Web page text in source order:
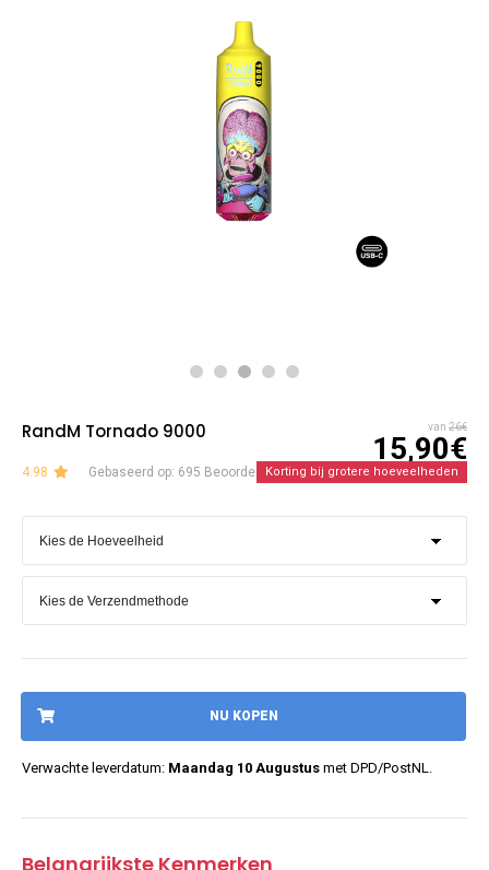
RandM Tornado 9000 van 26€
15,90€
4.98 Gebaseerd op: 695 BeoordelingenKorting bij grotere hoeveelheden
NU KOPEN
Verwachte leverdatum: Maandag 10 Augustus met DPD/PostNL.
Belangrijkste Kenmerken